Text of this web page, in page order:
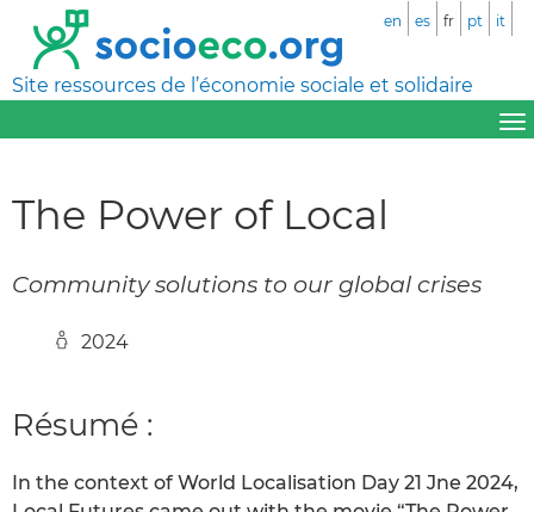
Site ressources de l’économie sociale et solidaire
en es fr pt it
The Power of Local
Community solutions to our global crises
2024
Résumé :
In the context of World Localisation Day 21 Jne 2024,